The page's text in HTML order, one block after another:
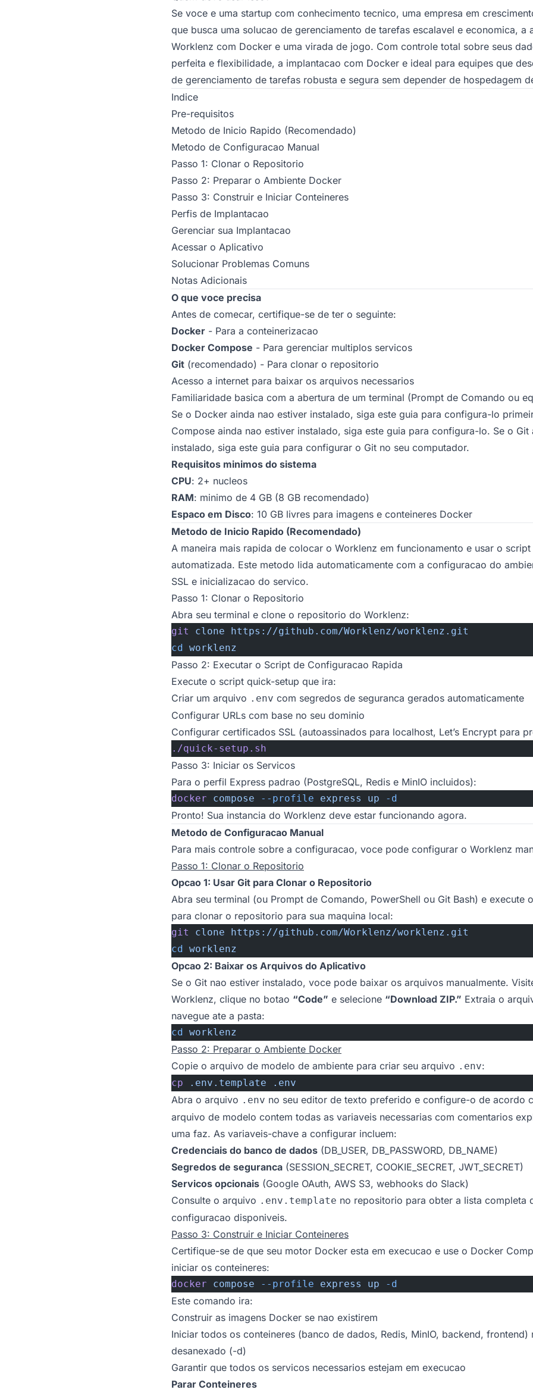
Se voce e uma startup com conhecimento tecnico, uma empresa em
que busca uma solucao de gerenciamento de tarefas escalavel e economica, a
Worklenz com Docker e uma virada de jogo. Com controle total sobre seus
perfeita e flexibilidade, a implantacao com Docker e ideal para equipes que
de gerenciamento de tarefas robusta e segura sem depender de hospedagem
Indice
Pre-requisitos
Metodo de Inicio Rapido (Recomendado)
Metodo de Configuracao Manual
Passo 1: Clonar o Repositorio
Passo 2: Preparar o Ambiente Docker
Passo 3: Construir e Iniciar Conteineres
Perfis de Implantacao
Gerenciar sua Implantacao
Acessar o Aplicativo
Solucionar Problemas Comuns
Notas Adicionais
O que voce precisa
Antes de comecar, certifique-se de ter o seguinte:
Docker - Para a conteinerizacao
Docker Compose - Para gerenciar multiplos servicos
Git (recomendado) - Para clonar o repositorio
Acesso a internet para baixar os arquivos necessarios
Familiaridade basica com a abertura de um terminal (Prompt de Comando ou
Se o Docker ainda nao estiver instalado, siga este guia para configura-lo
Compose ainda nao estiver instalado, siga este guia para configura-lo. Se o Git
instalado, siga este guia para configurar o Git no seu computador.
Requisitos minimos do sistema
CPU: 2+ nucleos
RAM: minimo de 4 GB (8 GB recomendado)
Espaco em Disco: 10 GB livres para imagens e conteineres Docker
Metodo de Inicio Rapido (Recomendado)
A maneira mais rapida de colocar o Worklenz em funcionamento e usar o
automatizada. Este metodo lida automaticamente com a configuracao do
SSL e inicializacao do servico.
Passo 1: Clonar o Repositorio
Abra seu terminal e clone o repositorio do Worklenz:
git clone https://github.com/Worklenz/worklenz.git
cd worklenz
Passo 2: Executar o Script de Configuracao Rapida
Execute o script quick-setup que ira:
Criar um arquivo .env com segredos de seguranca gerados automaticamente
Configurar URLs com base no seu dominio
Configurar certificados SSL (autoassinados para localhost, Let’s Encrypt para
./quick-setup.sh
Passo 3: Iniciar os Servicos
Para o perfil Express padrao (PostgreSQL, Redis e MinIO incluidos):
docker compose --profile express up -d
Pronto! Sua instancia do Worklenz deve estar funcionando agora.
Metodo de Configuracao Manual
Para mais controle sobre a configuracao, voce pode configurar o Worklenz
Passo 1: Clonar o Repositorio
Opcao 1: Usar Git para Clonar o Repositorio
Abra seu terminal (ou Prompt de Comando, PowerShell ou Git Bash) e execute
para clonar o repositorio para sua maquina local:
git clone https://github.com/Worklenz/worklenz.git
cd worklenz
Opcao 2: Baixar os Arquivos do Aplicativo
Se o Git nao estiver instalado, voce pode baixar os arquivos manualmente.
Worklenz, clique no botao “Code” e selecione “Download ZIP.” Extraia o
navegue ate a pasta:
cd worklenz
Passo 2: Preparar o Ambiente Docker
Copie o arquivo de modelo de ambiente para criar seu arquivo .env:
cp .env.template .env
Abra o arquivo .env no seu editor de texto preferido e configure-o de acordo
arquivo de modelo contem todas as variaveis necessarias com comentarios
uma faz. As variaveis-chave a configurar incluem:
Credenciais do banco de dados (DB_USER, DB_PASSWORD, DB_NAME)
Segredos de seguranca (SESSION_SECRET, COOKIE_SECRET, JWT_SECRET)
Servicos opcionais (Google OAuth, AWS S3, webhooks do Slack)
Consulte o arquivo .env.template no repositorio para obter a lista completa
configuracao disponiveis.
Passo 3: Construir e Iniciar Conteineres
Certifique-se de que seu motor Docker esta em execucao e use o Docker
iniciar os conteineres:
docker compose --profile express up -d
Este comando ira:
Construir as imagens Docker se nao existirem
Iniciar todos os conteineres (banco de dados, Redis, MinIO, backend, frontend)
desanexado (-d)
Garantir que todos os servicos necessarios estejam em execucao
Parar Conteineres